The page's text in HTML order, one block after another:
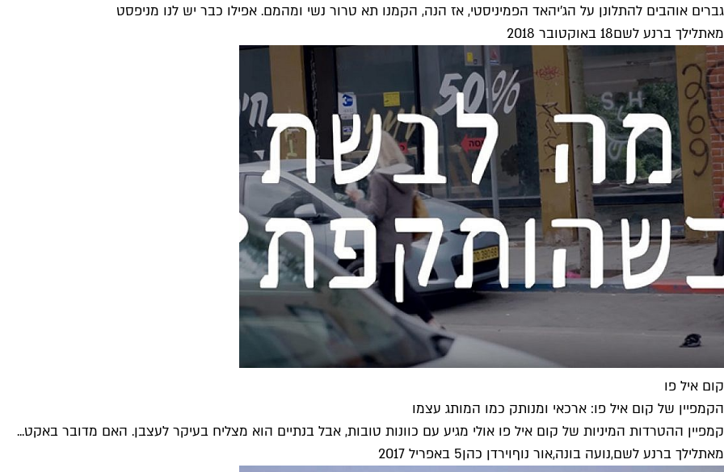
גברים אוהבים להתלונן על הג'יהאד הפמיניסטי, אז הנה, הקמנו תא טרור נשי ומהמם. אפילו כבר יש לנו מניפסט
מאתלילך ברנע לשם18 באוקטובר 2018
קום איל פו
הקמפיין של קום איל פו: ארכאי ומנותק כמו המותג עצמו
קמפיין ההטרדות המיניות של קום איל פו אולי מגיע עם כוונות טובות, אבל בנתיים הוא מצליח בעיקר לעצבן. האם מדובר באקט...
מאתלילך ברנע לשם,נועה בונה,אור נוףוירדן כהן5 באפריל 2017